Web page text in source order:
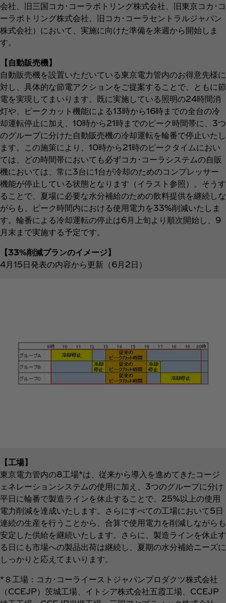
会社、旧三国コカ･コーラボトリング株式会社、旧東京コカ･コ
ーラボトリング株式会社、旧コカ･コーラセントラルジャパン
株式会社）において、実施に向けた準備を来週から開始しま
す。
【自動販売機】
自動販売機を設置いただいている東京電力管内のお得意先様に
対し、具体的な節電アクションをご提案することで、ともに節
電を実現してまいります。既に実施している照明の24時間消
灯や、ピークカット機能による13時から16時までの全台の冷
却運転停止に加え、10時から21時までのピーク時間帯に、3つ
のグループに分けた自動販売機の冷却運転を輪番で停止いたし
ます。この施策により、10時から21時のピークタイムにおい
ては、どの時間帯においても必ずコカ･コーラシステムの自販
機においては、常に3台に1台が冷却のためのコンプレッサー
機能が停止している状態となります（イラスト参照）。そうす
ることで、夏場に必要な水分補給のための飲料提供を継続しな
がらも、ピーク時間内における使用電力を33%削減いたしま
す。輪番による冷却運転の停止は6月上旬より順次開始し、9
月末まで実施する予定です。
【33%削減プランのイメージ】
4月15日発表の内容から更新（6月2日）
【工場】
東京電力管内の8工場*は、従来から導入を進めてきたコージ
ェネレーションシステムの使用に加え、3つのグループに分け
平日に輪番で製造ラインを休止することで、25%以上の使用
電力削減を達成いたします。さらにすべての工場において5日
連続の生産を行うことから、合算で使用電力を削減しながらも
安定した供給を継続いたします。さらに、製造ラインを休止す
る日にも市場への製品出荷は継続し、夏期の水分補給ニーズに
しっかりと応えてまいります。
*８工場：コカ･コーライーストジャパンプロダクツ株式会社
（CCEJP）茨城工場、イトシア株式会社五霞工場、CCEJP